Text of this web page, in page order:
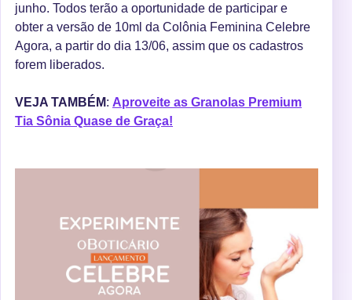
junho. Todos terão a oportunidade de participar e
obter a versão de 10ml da Colônia Feminina Celebre
Agora, a partir do dia 13/06, assim que os cadastros
forem liberados.
VEJA TAMBÉM: Aproveite as Granolas Premium
Tia Sônia Quase de Graça!